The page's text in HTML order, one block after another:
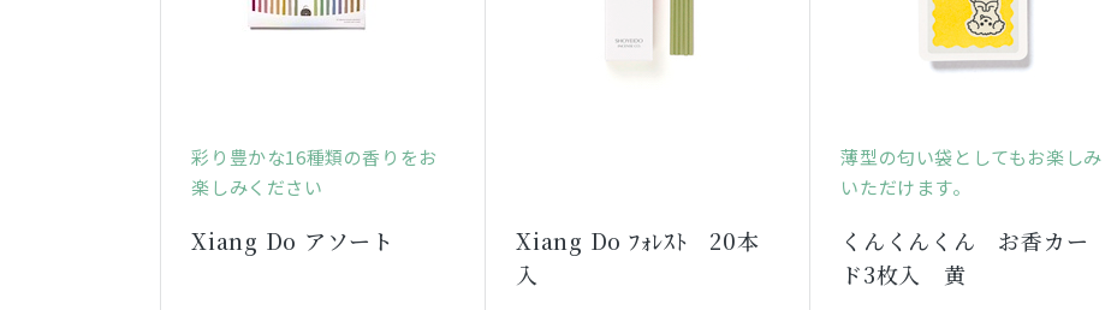
彩り豊かな16種類の香りをお
楽しみください
Xiang Do アソート
Xiang Do ﾌｫﾚｽﾄ 20本
入
薄型の匂い袋としてもお楽しみ
いただけます。
くんくんくん お香カー
ド3枚入 黄